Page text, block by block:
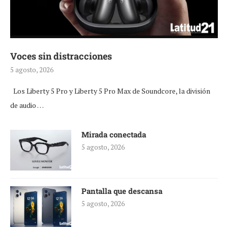
Voces sin distracciones
5 agosto, 2026
Los Liberty 5 Pro y Liberty 5 Pro Max de Soundcore, la división
de audio …
Mirada conectada
5 agosto, 2026
Pantalla que descansa
5 agosto, 2026